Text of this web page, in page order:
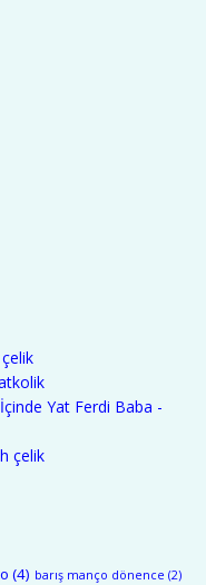
Yat Ferdi Baba -
çelik
(4) barış manço dönence (2)